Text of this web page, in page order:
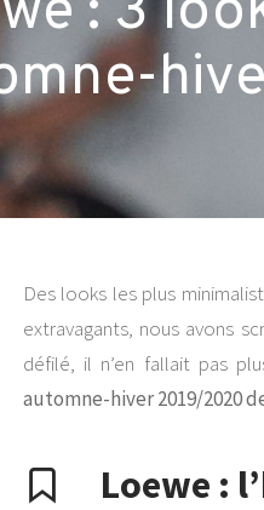
Des looks les plus
extravagants, nous avons
défilé, il n’en fallait pas
automne-hiver 2019/2020
Loewe :